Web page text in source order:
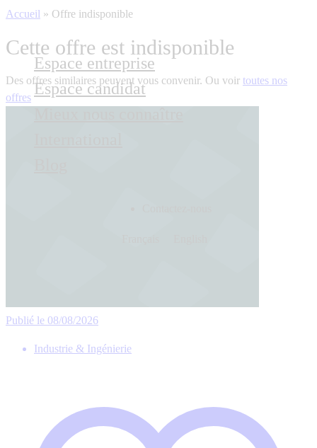
Espace entreprise
Espace candidat
Accueil » Offre indisponible
Cette offre est indisponible
Des offres similaires peuvent vous convenir. Ou voir toutes nos
offres
Publié le 08/08/2026
Industrie & Ingénierie